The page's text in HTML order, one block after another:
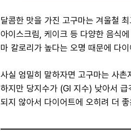
달콤한 맛을 가진 고구마는 겨울철
아이스크림, 케이크 등 다양한 음식
마 칼로리가 높다는 오명 때문에 다
사실 엄밀히 말하자면 고구마는 사
하지만 당지수가 (GI 지수) 낮아서
되지 않아서 다이어트에 오히려 더